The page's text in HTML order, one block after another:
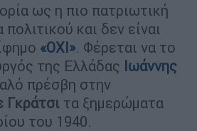
ως η πιο πατριωτική
και δεν είναι
«ΟΧΙ». Φέρεται να το
της Ελλάδας Ιωάννης
πρέσβη στην
Γκράτσι τα ξημερώματα
του 1940.